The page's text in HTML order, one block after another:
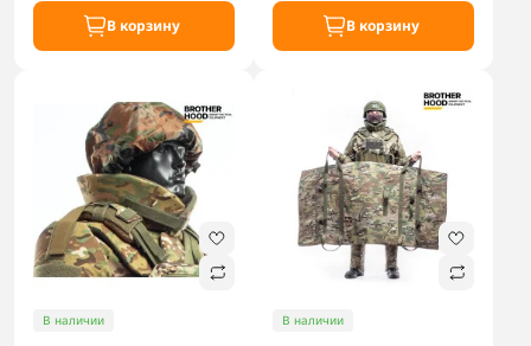
В корзину В корзину
В наличии В наличии